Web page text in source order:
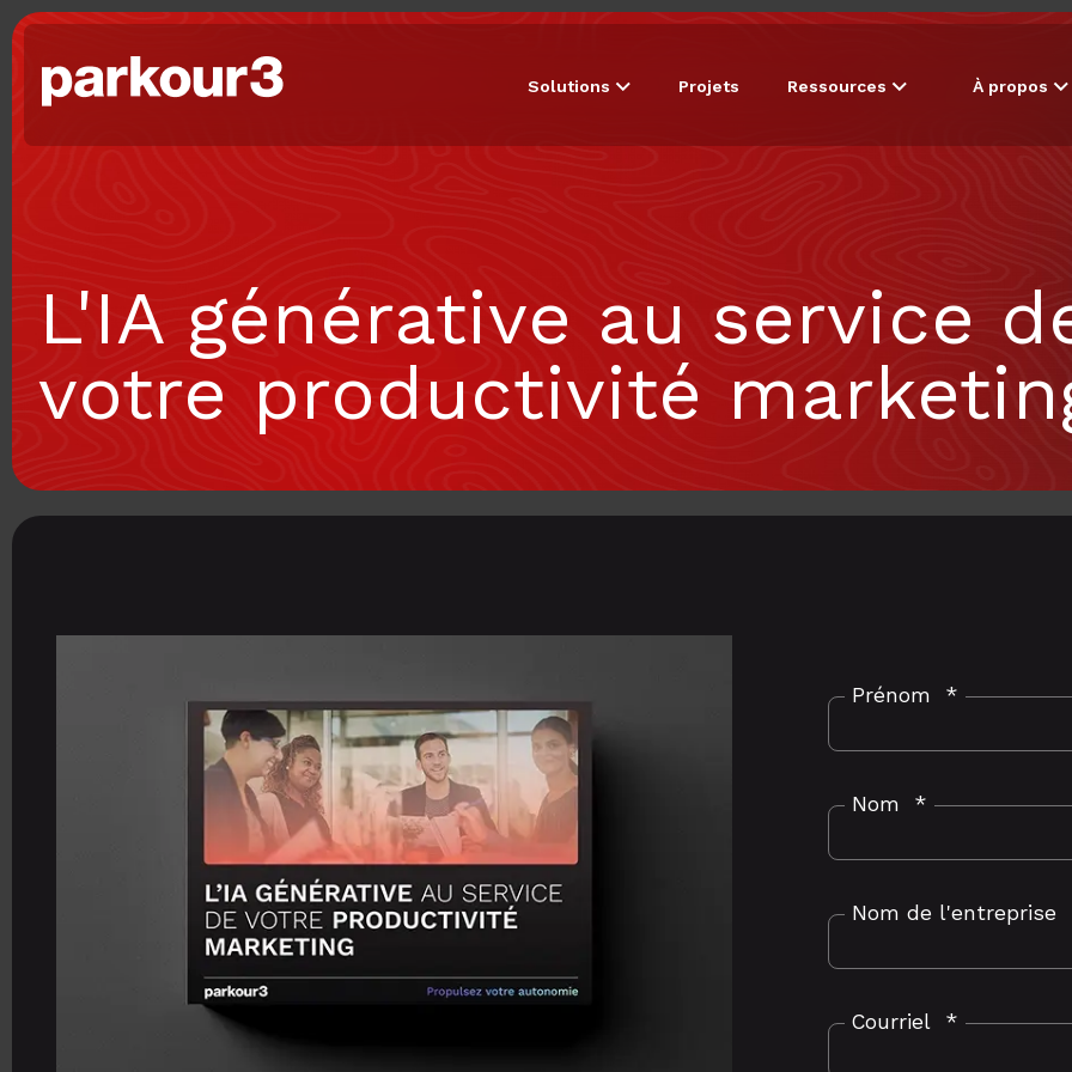
Solutions Projets Ressources À propos
L'IA générative au service
votre productivité
Prénom *
Nom *
Nom de l'entreprise
Courriel *